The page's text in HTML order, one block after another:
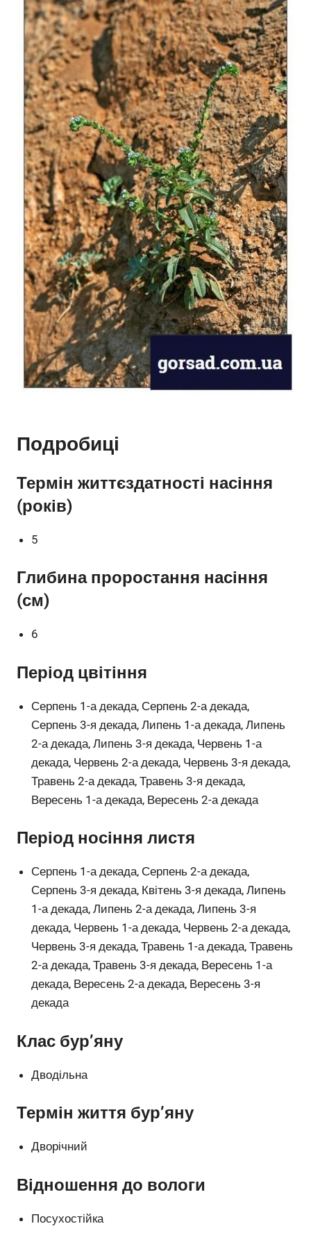
Подробиці
Термін життєздатності насіння
(років)
5
Глибина проростання насіння
(см)
6
Період цвітіння
Серпень 1-а декада, Серпень 2-а декада,
Серпень 3-я декада, Липень 1-а декада, Липень
2-а декада, Липень 3-я декада, Червень 1-а
декада, Червень 2-а декада, Червень 3-я декада,
Травень 2-а декада, Травень 3-я декада,
Вересень 1-а декада, Вересень 2-а декада
Період носіння листя
Серпень 1-а декада, Серпень 2-а декада,
Серпень 3-я декада, Квітень 3-я декада, Липень
1-а декада, Липень 2-а декада, Липень 3-я
декада, Червень 1-а декада, Червень 2-а декада,
Червень 3-я декада, Травень 1-а декада, Травень
2-а декада, Травень 3-я декада, Вересень 1-а
декада, Вересень 2-а декада, Вересень 3-я
декада
Клас бур’яну
Дводільна
Термін життя бур’яну
Дворічний
Відношення до вологи
Посухостійка